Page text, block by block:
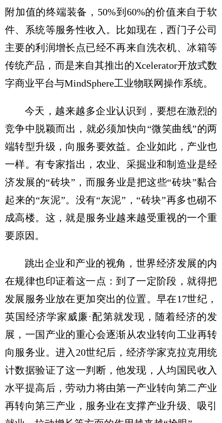
附加值的终端装备，50%到60%的价值来自于软
件、系统等服务性收入。比如现在，西门子公司
主要的利润增长点已经不再来自洗衣机、冰箱等
传统产品，而是来自其推出的Xcelerator开放式数
字商业平台与MindSphere工业物联网操作系统。
今天，越来越多企业认识到，要想在激烈的
竞争中脱颖而出，就必须加快向“微笑曲线”的两
端转型升级，向服务要效益。企业如此，产业也
一样。有专家指出，农业、采掘业和制造业是经
济发展的“砖块”，而服务业是把这些“砖块”黏合
起来的“灰泥”。没有“灰泥”，“砖块”再多也砌不
成高楼。这，就是服务业越来越受重视的一个重
要原因。
跳出企业和产业的视角，世界经济发展的内
在规律也印证着这一点：到了一定阶段，就得把
发展服务业放在更加突出的位置。早在17世纪，
英国经济学家威廉·配第就发现，随着经济的发
展，一国产业的重心会逐渐从农业转向工业再转
向服务业。进入20世纪后，经济学家克拉克用统
计数据验证了这一判断，他发现，人均国民收入
水平提高后，劳动力将由第一产业转向第二产业
再转向第三产业，服务业在支撑产业升级、吸引